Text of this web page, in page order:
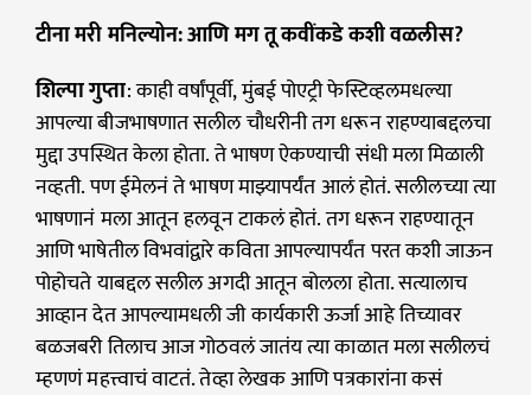
टीना मरी मनिल्योन: आणि मग तू कवींकडे कशी वळलीस?
शिल्पा गुप्ता: काही वर्षांपूर्वी, मुंबई पोएट्री फेस्टिव्हलमधल्या
आपल्या बीजभाषणात सलील चौधरीनी तग धरून राहण्याबद्दलचा
मुद्दा उपस्थित केला होता. ते भाषण ऐकण्याची संधी मला मिळाली
नव्हती. पण ईमेलनं ते भाषण माझ्यापर्यंत आलं होतं. सलीलच्या त्या
भाषणानं मला आतून हलवून टाकलं होतं. तग धरून राहण्यातून
आणि भाषेतील विभवांद्वारे कविता आपल्यापर्यंत परत कशी जाऊन
पोहोचते याबद्दल सलील अगदी आतून बोलला होता. सत्यालाच
आव्हान देत आपल्यामधली जी कार्यकारी ऊर्जा आहे तिच्यावर
बळजबरी तिलाच आज गोठवलं जातंय त्या काळात मला सलीलचं
म्हणणं महत्त्वाचं वाटतं. तेव्हा लेखक आणि पत्रकारांना कसं